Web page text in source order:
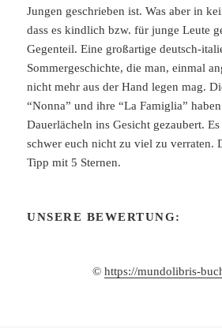
Jungen geschrieben ist. Was aber in
dass es kindlich bzw. für junge Leute
Gegenteil. Eine großartige deutsch-
Sommergeschichte, die man, einmal
nicht mehr aus der Hand legen mag.
“Nonna” und ihre “La Famiglia”
Dauerlächeln ins Gesicht gezaubert.
schwer euch nicht zu viel zu verraten.
Tipp mit 5 Sternen.
UNSERE BEWERTUNG:
© https://mundolibris-